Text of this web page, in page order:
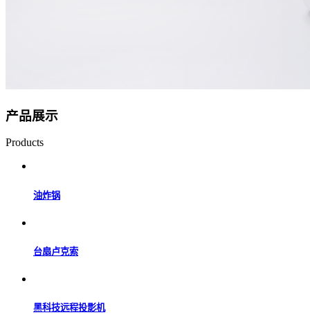
产品展示
Products
油炸锅
台扇卢克索
黑科技远程投影机